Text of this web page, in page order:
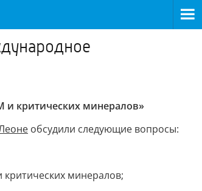
и критических минералов»
обсудили следующие вопросы:
минералов;